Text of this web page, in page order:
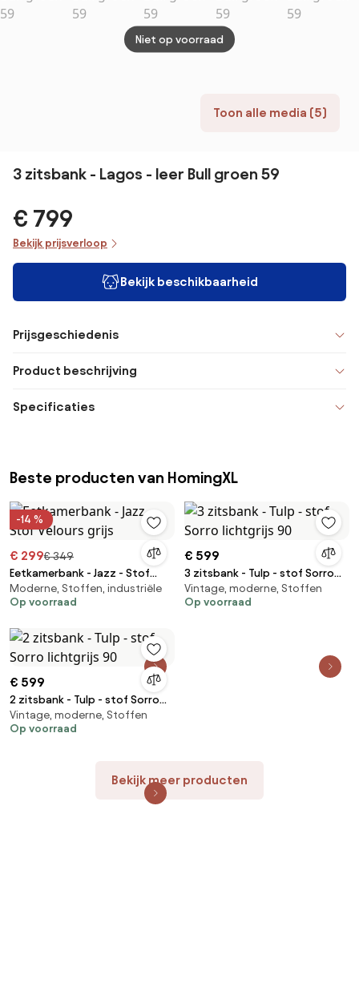
Toon alle media (5)
Niet op voorraad
3 zitsbank - Lagos - leer Bull groen 59
€ 799
Bekijk prijsverloop
Bekijk beschikbaarheid
Prijsgeschiedenis
Product beschrijving
Specificaties
Beste producten van HomingXL
-14 %
€ 299€ 349
Eetkamerbank - Jazz - Stof
Velours grijs
Moderne, Stoffen, industriële
Op voorraad
€ 599
3 zitsbank - Tulp - stof Sorro
lichtgrijs 90
Vintage, moderne, Stoffen
Op voorraad
€ 599
2 zitsbank - Tulp - stof Sorro
lichtgrijs 90
Vintage, moderne, Stoffen
Op voorraad
Bekijk meer producten